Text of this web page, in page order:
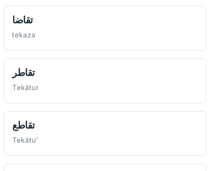
تقاضا
tekaza
تقاطر
Tekâtur
تقاطع
Tekâtu'